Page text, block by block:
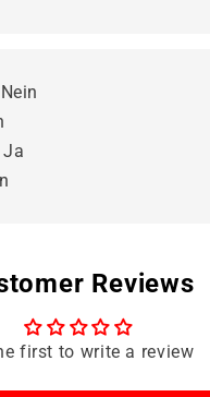
Nein
Ja
Reviews
first to write a review